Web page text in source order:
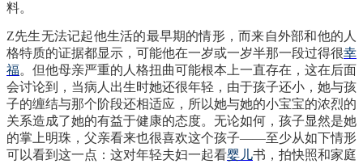
料。
Z先生无法记起他生活的最早期的情形，而来自外部和他的人
格特质的证据都显示，可能他在一岁或一岁半那一段过得很幸
福。但他母亲严重的人格扭曲可能根本上一直存在，这在后面
会讨论到，当病人出生时她还很年轻，由于孩子还小，她与孩
子的缠结与那个阶段还相适应，所以她与她的小宝宝的浓烈的
关系造成了她的有益于健康的态度。无论如何，孩子显然是她
的掌上明珠，父亲看来也很喜欢这个孩子——至少从如下情形
可以看到这一点：这对年轻夫妇一起看婴儿书，拍快照和家庭